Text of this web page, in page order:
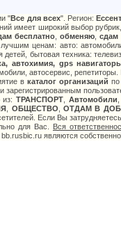
"Все для всех". Регион:
имеет широкий выбор
бесплатно обменяю сдам
ценам: авто:
бытовая техника:
автохимия, gps
автосервис,
в каталог организаций по
зарегистрированным
из:ТРАНСПОРТ Автомобили
ОБЩЕСТВО ,ОТДАМ В
Если Вы
для Вас. Вся
являются